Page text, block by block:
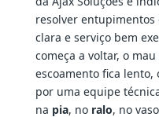
resolver entupimentos
clara e serviço bem
começa a voltar, o
escoamento fica lento,
por uma equipe
na pia, no ralo, no